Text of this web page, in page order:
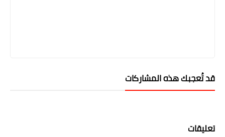
قد تُعجبك هذه المشاركات
تعليقات